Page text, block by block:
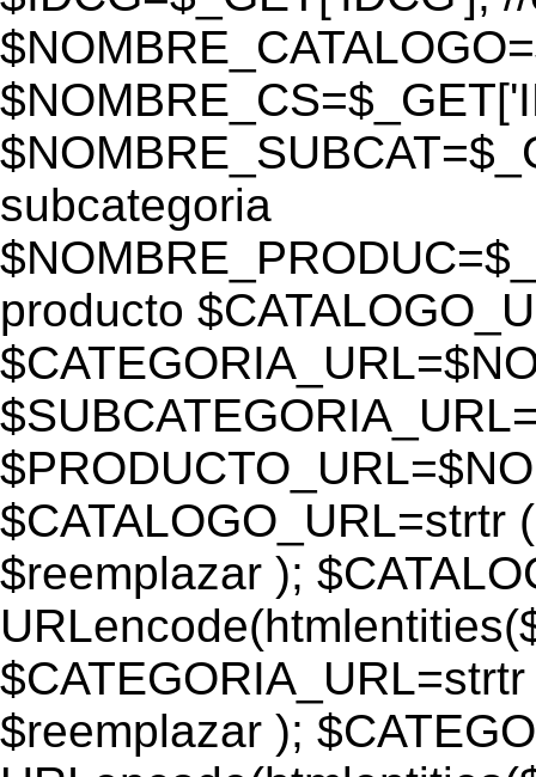
subcategoria
producto
$CATALOGO_URL=strtr
$reemplazar );
$reemplazar );